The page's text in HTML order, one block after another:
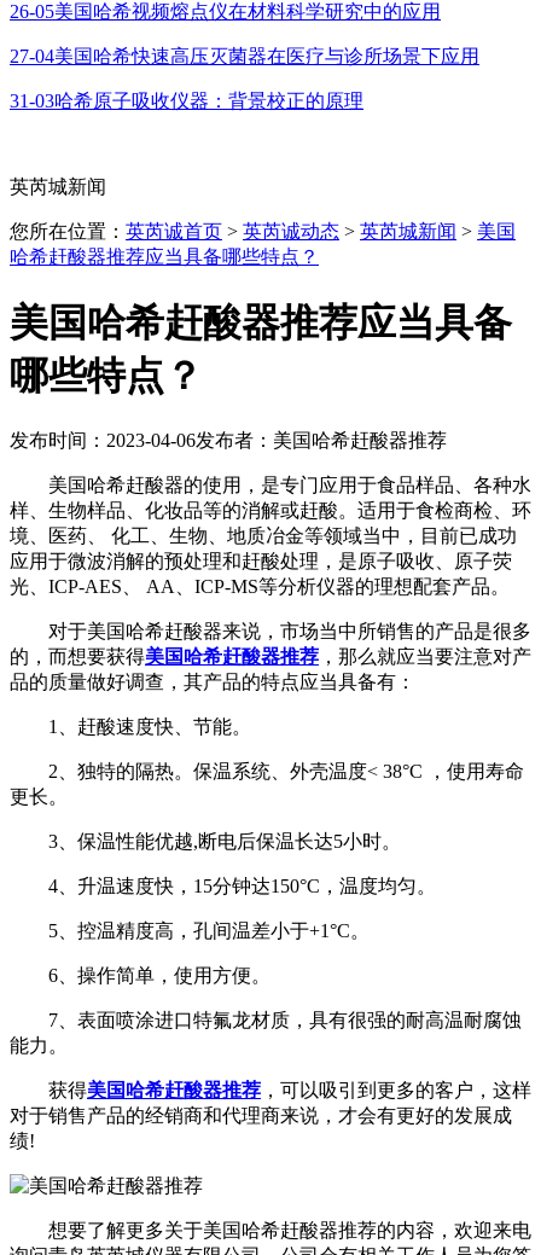
26-05美国哈希视频熔点仪在材料科学研究中的应用
27-04美国哈希快速高压灭菌器在医疗与诊所场景下应用
31-03哈希原子吸收仪器：背景校正的原理
英芮城新闻
您所在位置： 英芮诚首页 > 英芮诚动态 > 英芮城新闻 > 美国
哈希赶酸器推荐应当具备哪些特点？
美国哈希赶酸器推荐应当具备
哪些特点？
发布时间：2023-04-06发布者：美国哈希赶酸器推荐
美国哈希赶酸器的使用，是专门应用于食品样品、各种水
样、生物样品、化妆品等的消解或赶酸。适用于食检商检、环
境、医药、 化工、生物、地质冶金等领域当中，目前已成功
应用于微波消解的预处理和赶酸处理，是原子吸收、原子荧
光、ICP-AES、 AA、ICP-MS等分析仪器的理想配套产品。
对于美国哈希赶酸器来说，市场当中所销售的产品是很多
的，而想要获得美国哈希赶酸器推荐 ，那么就应当要注意对产
品的质量做好调查，其产品的特点应当具备有：
1、赶酸速度快、节能。
2、独特的隔热。保温系统、外壳温度< 38°C ，使用寿命
更长。
3、保温性能优越,断电后保温长达5小时。
4、升温速度快，15分钟达150°C，温度均匀。
5、控温精度高，孔间温差小于+1°C。
6、操作简单，使用方便。
7、表面喷涂进口特氟龙材质，具有很强的耐高温耐腐蚀
能力。
获得美国哈希赶酸器推荐 ，可以吸引到更多的客户，这样
对于销售产品的经销商和代理商来说，才会有更好的发展成
绩!
想要了解更多关于美国哈希赶酸器推荐的内容，欢迎来电